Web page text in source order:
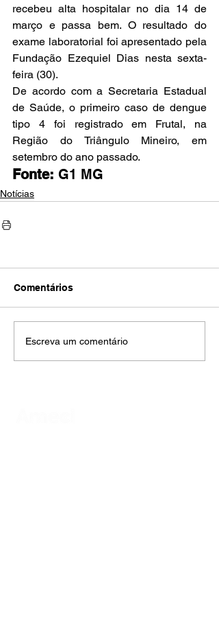
recebeu alta hospitalar no dia 14 de
março e passa bem. O resultado do
exame laboratorial foi apresentado pela
Fundação Ezequiel Dias nesta sexta-
feira (30).
De acordo com a Secretaria Estadual
de Saúde, o primeiro caso de dengue
tipo 4 foi registrado em Frutal, na
Região do Triângulo Mineiro, em
setembro do ano passado.
Fonte: G1 MG
Notícias
Comentários
Escreva um comentário